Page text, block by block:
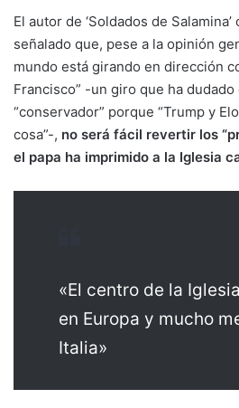
El autor de ‘Soldados de Salamina’
señalado que, pese a la opinión
mundo está girando en dirección
Francisco” -un giro que ha
“conservador” porque “Trump y
cosa”-, no será fácil revertir los
el papa ha imprimido a la Iglesia
«El centro de la
en Europa y mucho
Italia»